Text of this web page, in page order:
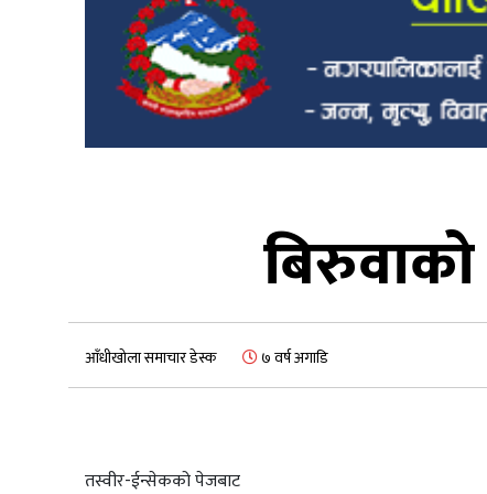
बिरुवाको
आँधीखोला समाचार डेस्क ७ वर्ष अगाडि
तस्वीर-ईन्सेकको पेजबाट